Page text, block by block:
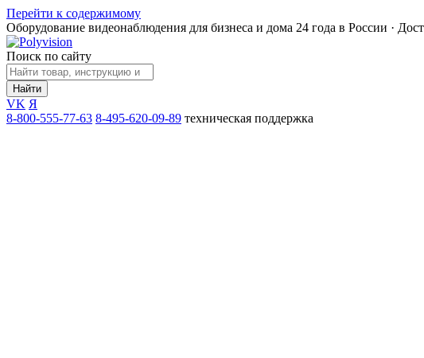
Перейти к содержимому
Оборудование видеонаблюдения для бизнеса и дома 24 года в России ·
Поиск по сайту
Найти
VK Я
8-800-555-77-63 8-495-620-09-89 техническая поддержка